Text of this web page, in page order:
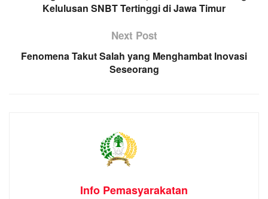
Kelulusan SNBT Tertinggi di Jawa Timur
Next Post
Fenomena Takut Salah yang Menghambat Inovasi
Seseorang
Info Pemasyarakatan